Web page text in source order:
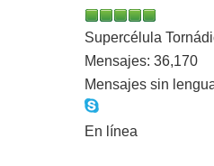
Supercélula
Mensajes: 36,170
Mensajes sin
En línea